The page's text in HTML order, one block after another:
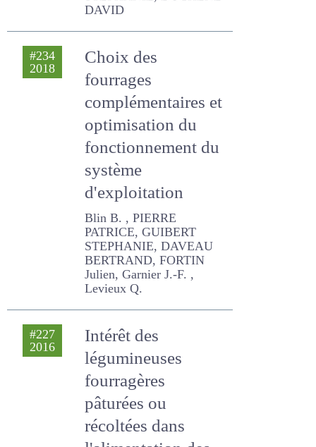
Choix des
fourrages
complémentaires
et optimisation du
fonctionnement
du système
d'exploitation
Blin B. , PIERRE PATRICE,
GUIBERT STEPHANIE,
DAVEAU BERTRAND,
FORTIN Julien, Garnier J.-F. ,
Levieux Q.
Intérêt des
légumineuses
pâturées ou
récoltées dans
l'alimentation des
vaches laitières en
France